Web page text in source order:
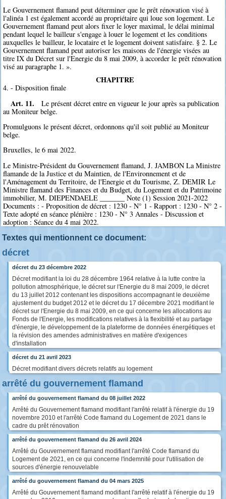
Le Gouvernement flamand peut déterminer que le prêt rénovation visé à
l'alinéa 1 est également accordé au propriétaire qui loue son logement. Le
Gouvernement flamand peut alors fixer le loyer maximal, le délai minimal
pendant lequel le bailleur s'engage à louer le logement et les conditions
auxquelles le bailleur, le locataire et le logement doivent satisfaire. § 2. Le
Gouvernement flamand peut autoriser les maisons de l'énergie visées au
titre IX du Décret sur l'Energie du 8 mai 2009, à accorder le prêt rénovation
visé au paragraphe 1. ».
CHAPITRE
4. - Disposition finale
Art. 11.
Le présent décret entre en vigueur le jour après sa publication
au Moniteur belge.
Promulguons le présent décret, ordonnons qu'il soit publié au Moniteur
belge.
Bruxelles, le 6 mai 2022.
Le Ministre-Président du Gouvernement flamand, J. JAMBON La Ministre
flamande de la Justice et du Maintien, de l'Environnement et de
l'Aménagement du Territoire, de l'Energie et du Tourisme, Z. DEMIR Le
Ministre flamand des Finances et du Budget, du Logement et du Patrimoine
immobilier, M. DIEPENDAELE _______ Note (1) Session 2021-2022
Documents : - Proposition de décret : 1230 - N° 1 - Rapport : 1230 - N° 2 -
Texte adopté en séance plénière : 1230 - N° 3 Annales - Discussion et
adoption : Séance du 4 mai 2022.
Textes qui mentionnent ce document:
décret
décret du 23 décembre 2022
Décret modifiant la loi du 28 décembre 1964 relative à la lutte contre la
pollution atmosphérique, le décret sur l'Energie du 8 mai 2009, le décret
du 13 juillet 2012 contenant les dispositions accompagnant le deuxième
ajustement du budget 2012 et le décret du 17 décembre 2021 modifiant le
décret sur l'Energie du 8 mai 2009, en ce qui concerne les allocations au
Fonds de l'Energie, les modifications relatives à la flexibilité et au partage
d'énergie, le développement de la plateforme de données énergétiques et
la révision des amendes administratives en matière d'exigences
d'installation
décret du 21 avril 2023
Décret modifiant divers décrets relatifs au logement
arrêté du gouvernement flamand
arrêté du gouvernement flamand du 08 juillet 2022
Arrêté du Gouvernement flamand modifiant l'arrêté relatif à l'énergie du 19
novembre 2010 et l'arrêté Code flamand du Logement de 2021 dans le
cadre du prêt rénovation
arrêté du gouvernement flamand du 26 avril 2024
Arrêté du Gouvernement flamand modifiant l'arrêté Code flamand du
Logement de 2021, en ce qui concerne l'indemnité pour l'utilisation de
sources d'énergie renouvelable
arrêté du gouvernement flamand du 04 mars 2025
Arrêté du Gouvernement flamand modifiant l'arrêté relatif à l'énergie du 19